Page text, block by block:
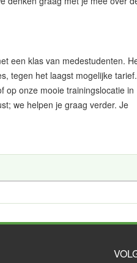
een klas van medestudenten.
tegen het laagst mogelijke tarief.
op onze mooie trainingslocatie in
we helpen je graag verder. Je